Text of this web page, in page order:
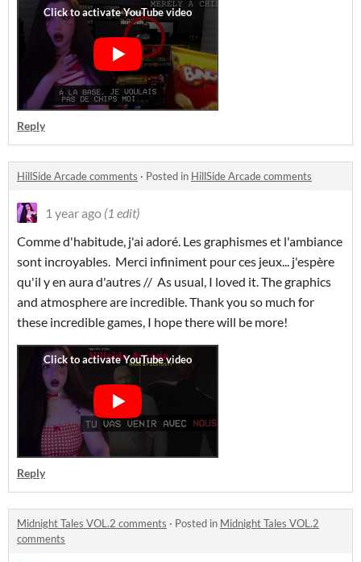
Reply
HillSide Arcade comments · Posted in HillSide Arcade comments
1 year ago (1 edit)
Comme d'habitude, j'ai adoré. Les graphismes et l'ambiance
sont incroyables. Merci infiniment pour ces jeux... j'espère
qu'il y en aura d'autres // As usual, I loved it. The graphics
and atmosphere are incredible. Thank you so much for
these incredible games, I hope there will be more!
Reply
Midnight Tales VOL.2 comments · Posted in Midnight Tales VOL.2
comments